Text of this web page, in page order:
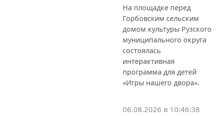
На площадке перед
Горбовским сельским
домом культуры Рузского
муниципального округа
состоялась
интерактивная
программа для детей
«Игры нашего двора».
06.08.2026 в 10:46:38